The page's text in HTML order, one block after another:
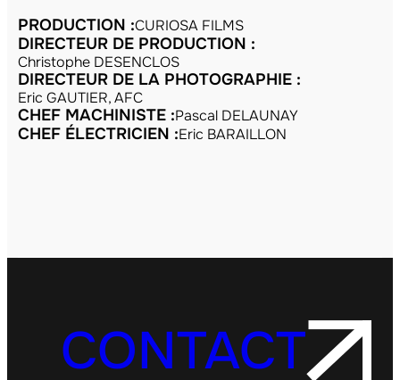
PRODUCTION :CURIOSA FILMS
DIRECTEUR DE PRODUCTION :
Christophe DESENCLOS
DIRECTEUR DE LA PHOTOGRAPHIE :
Eric GAUTIER, AFC
CHEF MACHINISTE :Pascal DELAUNAY
CHEF ÉLECTRICIEN :Eric BARAILLON
CONTACT